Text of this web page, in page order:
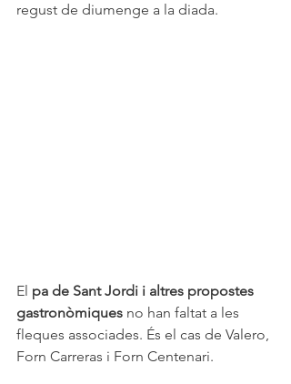
regust de diumenge a la diada.
El pa de Sant Jordi i altres propostes
gastronòmiques no han faltat a les
fleques associades. És el cas de Valero,
Forn Carreras i Forn Centenari.